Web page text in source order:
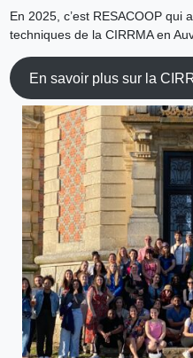
En 2025, c’est RESACOOP qui
techniques de la CIRRMA en
En savoir plus sur la